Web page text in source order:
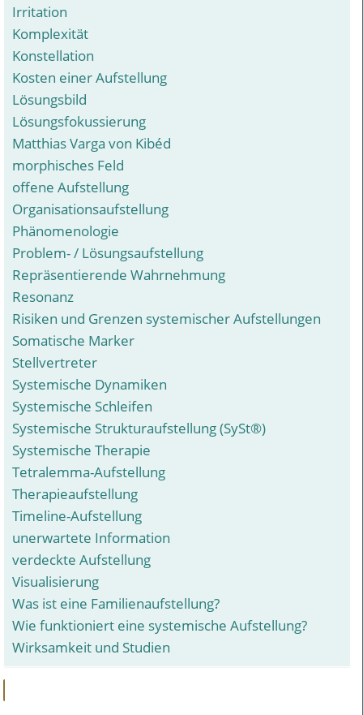
Irritation
Komplexität
Konstellation
Kosten einer Aufstellung
Lösungsbild
Lösungsfokussierung
Matthias Varga von Kibéd
morphisches Feld
offene Aufstellung
Organisationsaufstellung
Phänomenologie
Problem- / Lösungsaufstellung
Repräsentierende Wahrnehmung
Resonanz
Risiken und Grenzen systemischer Aufstellungen
Somatische Marker
Stellvertreter
Systemische Dynamiken
Systemische Schleifen
Systemische Strukturaufstellung (SySt®)
Systemische Therapie
Tetralemma-Aufstellung
Therapieaufstellung
Timeline-Aufstellung
unerwartete Information
verdeckte Aufstellung
Visualisierung
Was ist eine Familienaufstellung?
Wie funktioniert eine systemische Aufstellung?
Wirksamkeit und Studien